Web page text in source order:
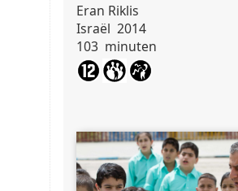
Eran Riklis
Israël 2014
103 minuten